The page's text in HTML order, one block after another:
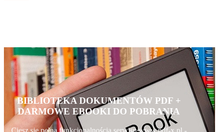
BIBLIOTEKA DOKUMENTÓW PDF +
DARMOWE EBOOKI DO POBRANIA
Ciesz się pełną funkcjonalnością serwisu www.pdf-x.pl -